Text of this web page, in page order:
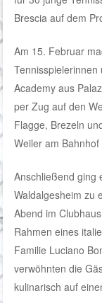
Brescia auf dem
Am 15. Februar
Academy aus
per Zug auf den
Flagge, Brezeln
Weiler am
Anschließend ging
Waldalgesheim zu
Abend im
Rahmen eines
Familie Luciano
verwöhnten die
kulinarisch auf